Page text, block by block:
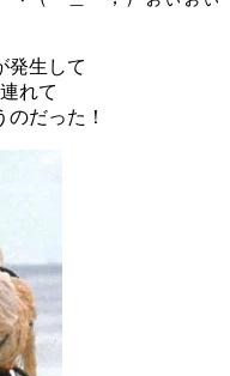
発生して
れて
だった！